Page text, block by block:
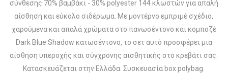
σύνθεσης 70% βαμβάκι - 30% polyester 144 κλωστών για απαλή
αίσθηση και εύκολο σιδέρωμα. Με μοντέρνο εμπριμέ σχέδιο,
χαρούμενα και απαλά χρώματα στο πανωσέντονο και κομποζέ
Dark Blue Shadow κατωσέντονο, το σετ αυτό προσφέρει μια
αίσθηση υπεροχής και σύγχρονης αισθητικής στο κρεβάτι σας.
Κατασκευάζεται στην Ελλάδα. Συσκευασία box polybag.